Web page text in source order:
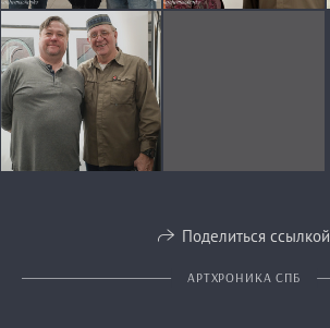
Поделиться ссылкой
АРТХРОНИКА СПБ